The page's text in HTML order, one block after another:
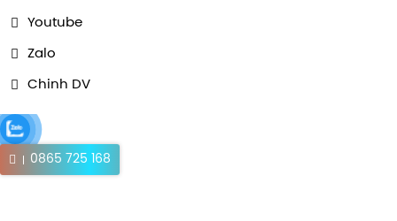
Youtube
Zalo
Chinh DV
0865 725 168